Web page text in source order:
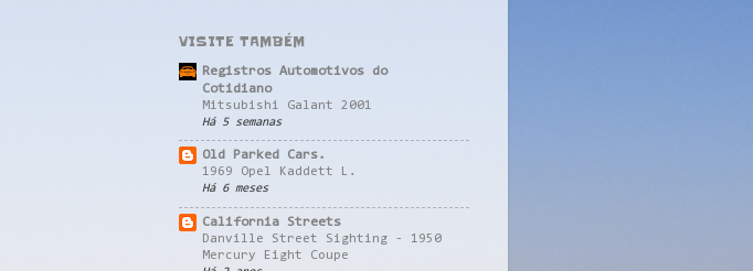
VISITE TAMBÉM
Registros Automotivos do
Cotidiano
Mitsubishi Galant 2001
Há 5 semanas
Old Parked Cars.
1969 Opel Kaddett L.
Há 6 meses
California Streets
Danville Street Sighting - 1950
Mercury Eight Coupe